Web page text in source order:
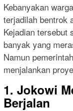
Kebanyakan
terjadilah bentrok
Kejadian tersebut
banyak yang
Namun
menjalankan
1. Jokowi
Berjalan